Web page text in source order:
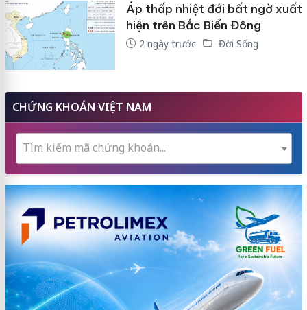
Áp thấp nhiệt đới bất ngờ xuất
hiện trên Bắc Biển Đông
2 ngày trước Đời Sống
CHỨNG KHOÁN VIỆT NAM
Tìm kiếm mã chứng khoán...